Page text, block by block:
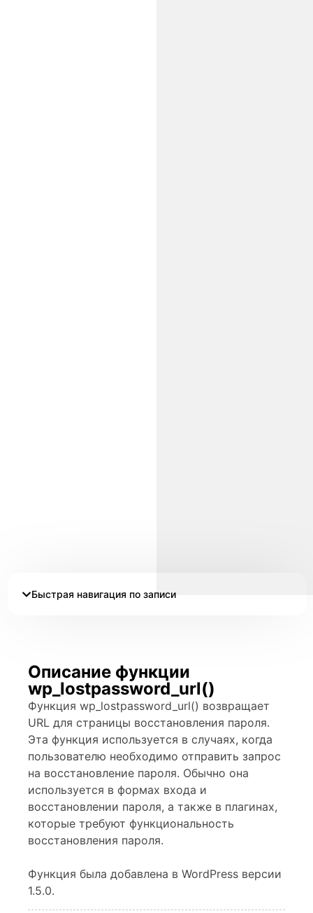
Быстрая навигация по записи
Описание функции
wp_lostpassword_url()
Функция wp_lostpassword_url() возвращает
URL для страницы восстановления пароля.
Эта функция используется в случаях, когда
пользователю необходимо отправить запрос
на восстановление пароля. Обычно она
используется в формах входа и
восстановлении пароля, а также в плагинах,
которые требуют функциональность
восстановления пароля.
Функция была добавлена в WordPress версии
1.5.0.